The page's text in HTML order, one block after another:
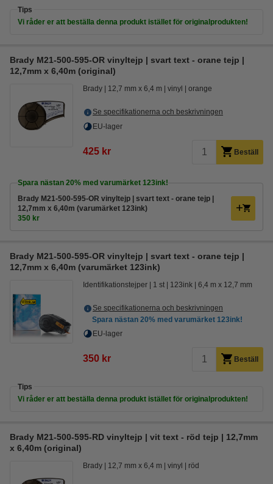
Tips
Vi råder er att beställa denna produkt istället för originalprodukten!
Brady M21-500-595-OR vinyltejp | svart text - orane tejp |
12,7mm x 6,40m (original)
Brady 12,7 mm x 6,4 m vinyl orange
Se specifikationerna och beskrivningen
EU-lager
425 kr Beställ
Spara nästan 20% med varumärket 123ink!
Brady M21-500-595-OR vinyltejp | svart text - orane tejp |
12,7mm x 6,40m (varumärket 123ink)
350 kr
Brady M21-500-595-OR vinyltejp | svart text - orane tejp |
12,7mm x 6,40m (varumärket 123ink)
Identifikationstejper 1 st 123ink 6,4 m x 12,7 mm
Se specifikationerna och beskrivningen
Spara nästan 20% med varumärket 123ink!
EU-lager
350 kr Beställ
Tips
Vi råder er att beställa denna produkt istället för originalprodukten!
Brady M21-500-595-RD vinyltejp | vit text - röd tejp | 12,7mm
x 6,40m (original)
Brady 12,7 mm x 6,4 m vinyl röd